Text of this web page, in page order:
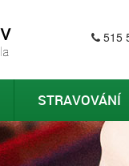
515
STRAVOVÁNÍ